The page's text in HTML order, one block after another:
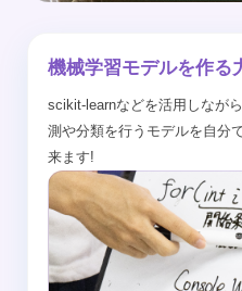
機械学習モデルを作る
scikit-learnなどを活用しなが
測や分類を行うモデルを自分
来ます!